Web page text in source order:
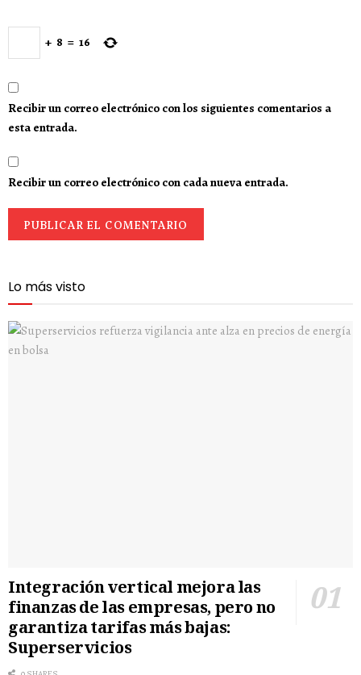
+ 8 = 16
Recibir un correo electrónico con los siguientes comentarios a
esta entrada.
Recibir un correo electrónico con cada nueva entrada.
Lo más visto
Integración vertical mejora las
finanzas de las empresas, pero no
garantiza tarifas más bajas:
Superservicios